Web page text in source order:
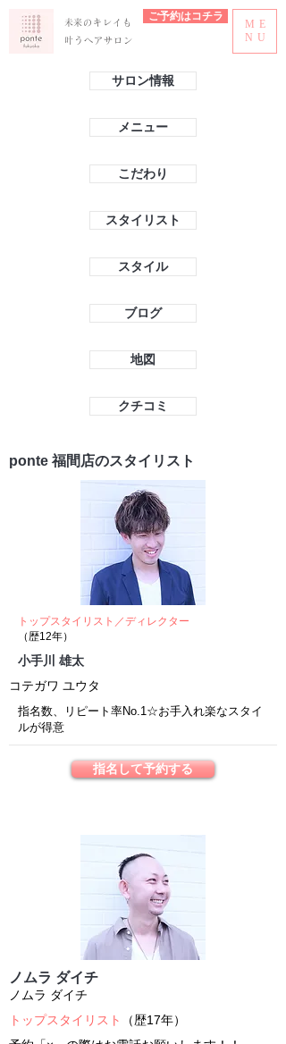
ME
NU
ご予約はコチラ
​未来のキレイも
叶うヘアサロン
サロン情報
メニュー
こだわり
スタイリスト
スタイル
ブログ
地図
クチコミ
ponte 福間店のスタイリスト
トップスタイリスト／ディレクター
（歴12年）
小手川 雄太
コテガワ ユウタ
指名数、リピート率No.1☆お手入れ楽なスタイ
ルが得意
指名して予約する
ノムラ ダイチ
ノムラ ダイチ
トップスタイリスト
（歴17年）